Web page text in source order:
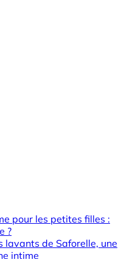
pour les petites filles :
?
lavants de Saforelle, une
intime